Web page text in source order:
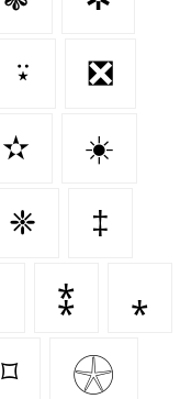
⍣ ❎
✫ ☀️
❈ ‡
⁑ ⁎
⌑ 𓇽